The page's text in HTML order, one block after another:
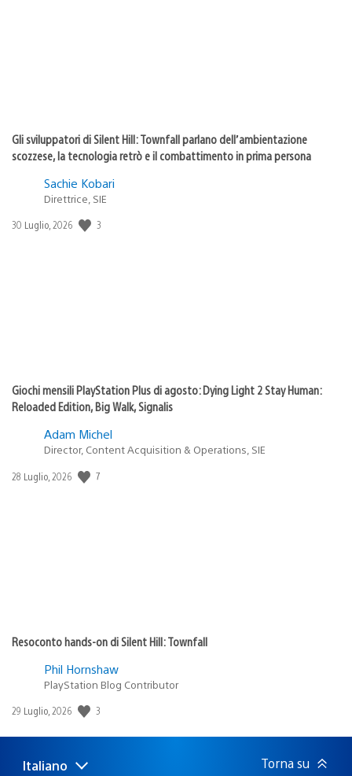
Gli sviluppatori di Silent Hill: Townfall parlano dell’ambientazione
scozzese, la tecnologia retrò e il combattimento in prima persona
Sachie Kobari
Direttrice, SIE
Data
30 Luglio, 2026 3
Giochi mensili PlayStation Plus di agosto: Dying Light 2 Stay Human:
Reloaded Edition, Big Walk, Signalis
Adam Michel
Director, Content Acquisition & Operations, SIE
Data
28 Luglio, 2026 7
Resoconto hands-on di Silent Hill: Townfall
Phil Hornshaw
PlayStation Blog Contributor
Data
pubblicazione:
29 Luglio, 2026 3
Seleziona
Regione
Italiano Torna su